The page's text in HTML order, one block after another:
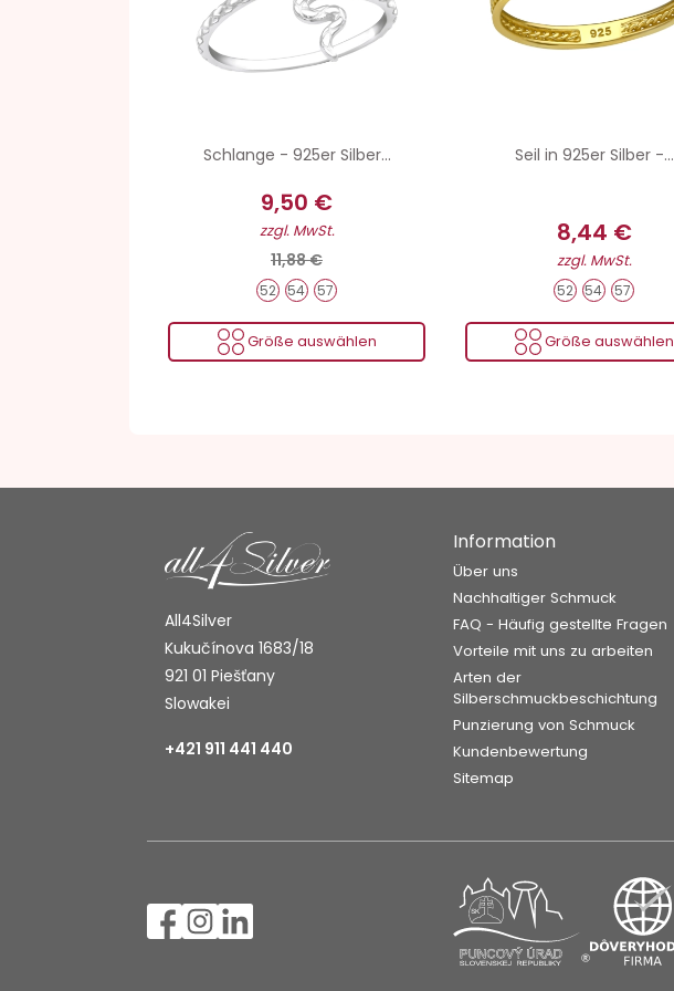
Schlange - 925er Silber...
9,50 €
zzgl. MwSt.
11,88 €
52 54 57
Größe auswählen
Seil in 925er Silber -...
8,44 €
zzgl. MwSt.
52 54 57
Größe auswählen
All4Silver
Kukučínova 1683/18
921 01 Piešťany
Slowakei
+421 911 441 440
Information
Über uns
Nachhaltiger Schmuck
FAQ - Häufig gestellte Fragen
Vorteile mit uns zu arbeiten
Arten der
Silberschmuckbeschichtung
Punzierung von Schmuck
Kundenbewertung
Sitemap